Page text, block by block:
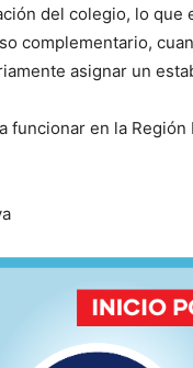
del colegio, lo
complementario,
asignar un
funcionar en la